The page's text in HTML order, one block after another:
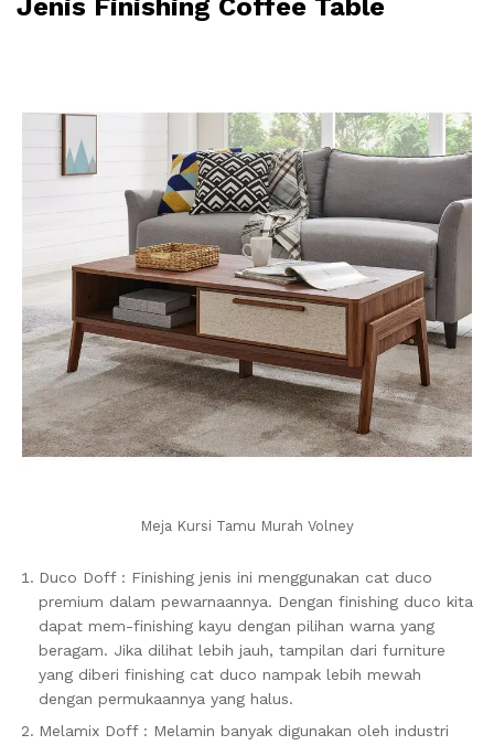
Jenis Finishing Coffee Table
Meja Kursi Tamu Murah Volney
Duco Doff : Finishing jenis ini menggunakan cat duco
premium dalam pewarnaannya. Dengan finishing duco kita
dapat mem-finishing kayu dengan pilihan warna yang
beragam. Jika dilihat lebih jauh, tampilan dari furniture
yang diberi finishing cat duco nampak lebih mewah
dengan permukaannya yang halus.
Melamix Doff : Melamin banyak digunakan oleh industri